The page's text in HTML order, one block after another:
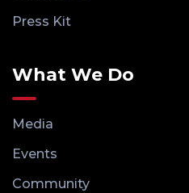
Press Kit
What We Do
Media
Events
Community